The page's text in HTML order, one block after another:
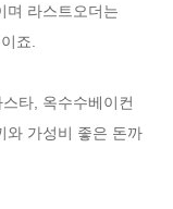
며 라스트오더는
죠.
타, 옥수수베이컨
와 가성비 좋은 돈까